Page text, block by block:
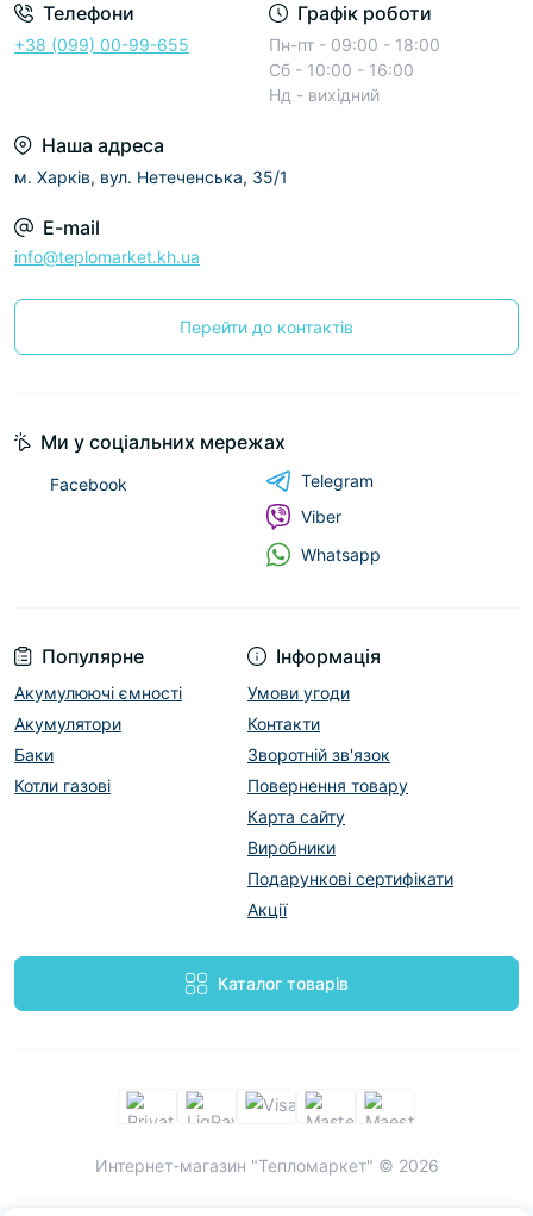
Телефони
+38 (099) 00-99-655
Графік роботи
Пн-пт - 09:00 - 18:00
Сб - 10:00 - 16:00
Нд - вихідний
Наша адреса
м. Харків, вул. Нетеченська, 35/1
E-mail
info@teplomarket.kh.ua
Перейти до контактів
Популярне
Акумулюючі ємності
Акумулятори
Баки
Котли газові
Інформація
Умови угоди
Контакти
Зворотній зв'язок
Повернення товару
Карта сайту
Виробники
Подарункові сертифікати
Акції
Каталог товарів
Ми у соціальних мережах
Facebook
Telegram
Viber
Whatsapp
Интернет-магазин "Тепломаркет" © 2026